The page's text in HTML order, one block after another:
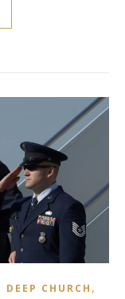
DEEP CHURCH ,